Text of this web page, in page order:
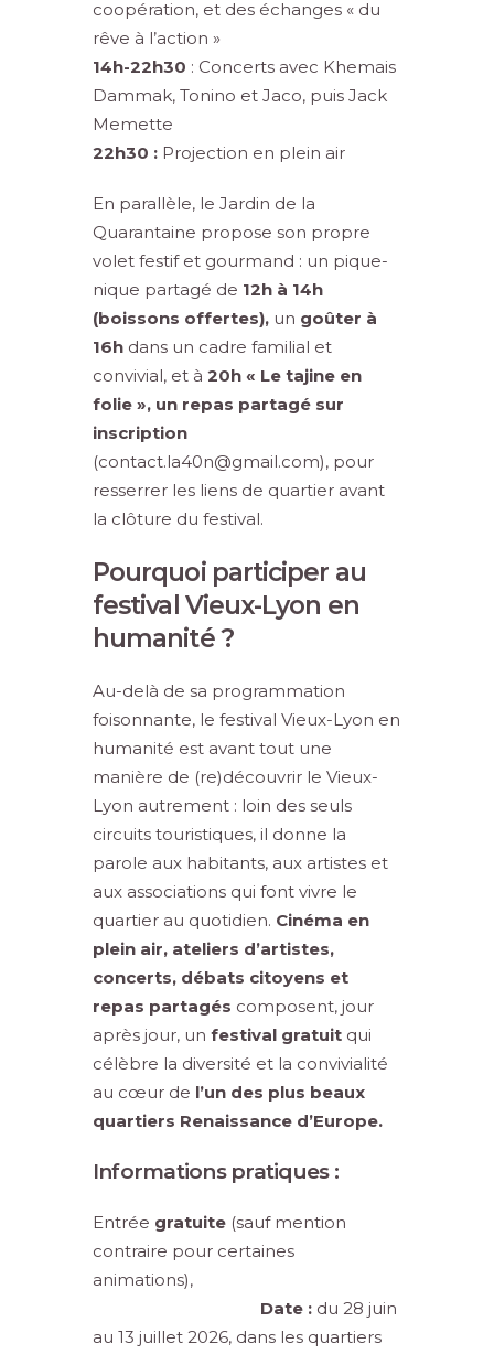
coopération, et des échanges « du
rêve à l’action »
14h-22h30 : Concerts avec Khemais
Dammak, Tonino et Jaco, puis Jack
Memette
22h30 : Projection en plein air
En parallèle, le Jardin de la
Quarantaine propose son propre
volet festif et gourmand : un pique-
nique partagé de 12h à 14h
(boissons offertes), un goûter à
16h dans un cadre familial et
convivial, et à 20h « Le tajine en
folie », un repas partagé sur
inscription
(contact.la40n@gmail.com), pour
resserrer les liens de quartier avant
la clôture du festival.
Pourquoi participer au
festival Vieux-Lyon en
humanité ?
Au-delà de sa programmation
foisonnante, le festival Vieux-Lyon en
humanité est avant tout une
manière de (re)découvrir le Vieux-
Lyon autrement : loin des seuls
circuits touristiques, il donne la
parole aux habitants, aux artistes et
aux associations qui font vivre le
quartier au quotidien. Cinéma en
plein air, ateliers d’artistes,
concerts, débats citoyens et
repas partagés composent, jour
après jour, un festival gratuit qui
célèbre la diversité et la convivialité
au cœur de l’un des plus beaux
quartiers Renaissance d’Europe.
Informations pratiques :
Entrée gratuite (sauf mention
contraire pour certaines
animations),
Date : du 28 juin
au 13 juillet 2026, dans les quartiers